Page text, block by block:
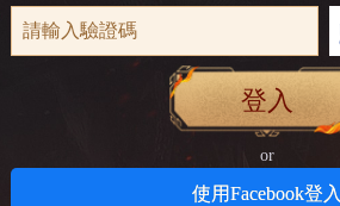
登入
or
使用Facebook登入